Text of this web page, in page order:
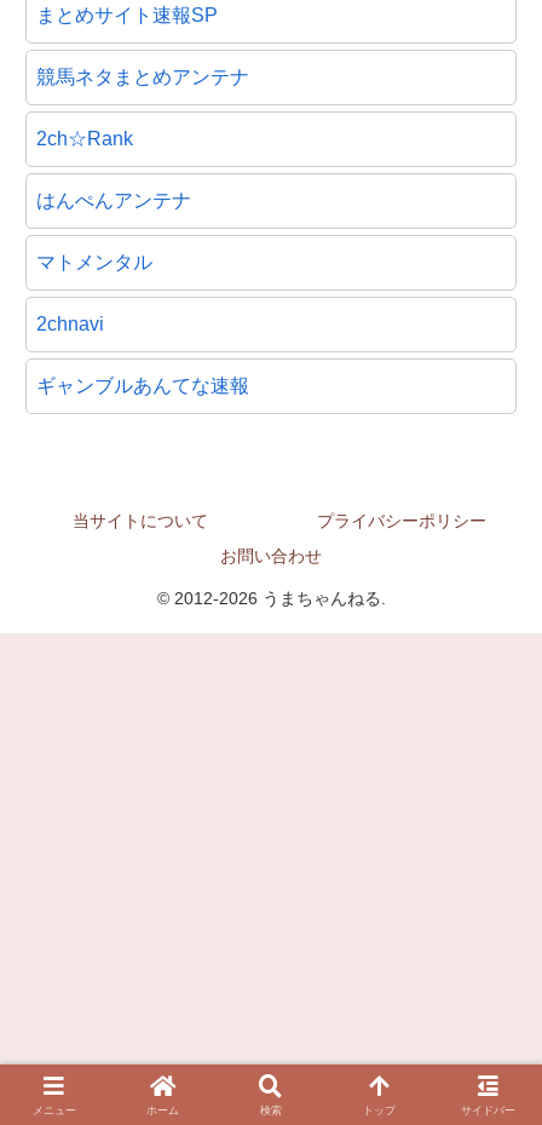
まとめサイト速報SP
競馬ネタまとめアンテナ
2ch☆Rank
はんぺんアンテナ
マトメンタル
2chnavi
ギャンブルあんてな速報
当サイトについて
プライバシーポリシー
お問い合わせ
© 2012-2026 うまちゃんねる.
メニュー ホーム 検索 トップ サイドバー